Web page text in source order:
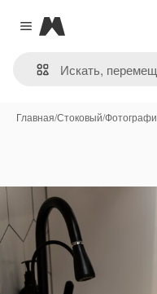
Close menu
Magnific
Главная/Стоковый/